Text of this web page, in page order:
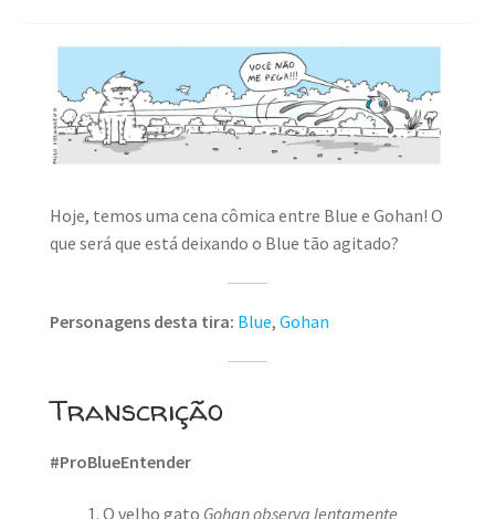
Hoje, temos uma cena cômica entre Blue e Gohan! O
que será que está deixando o Blue tão agitado?
Personagens desta tira: Blue, Gohan
Transcrição
#ProBlueEntender
O velho gato Gohan observa lentamente